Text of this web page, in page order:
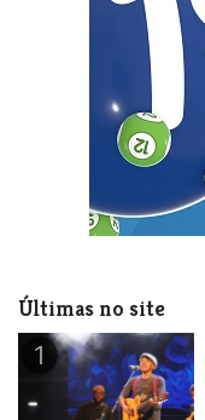
Últimas no site
1